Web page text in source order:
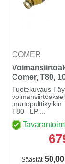
COMER
Comer, T80,
3/8"-6, 1 3/4"-6
pultti-/
Nm
Tuotekuvaus
T80 LPi...
Säästät50,00